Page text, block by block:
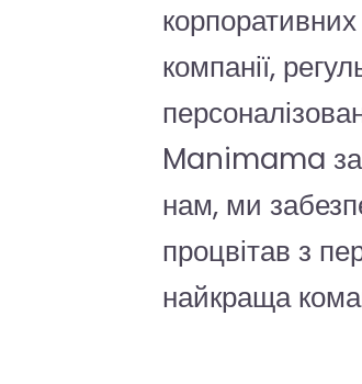
компанії,
Manimama
нам, ми
процвітав з
найкраща